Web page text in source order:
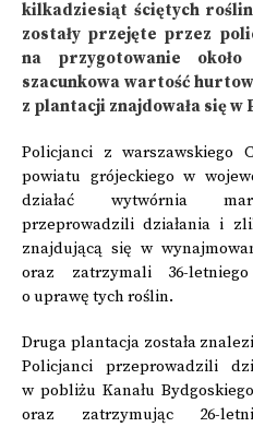
kilkadziesiąt ściętych
zostały przejęte przez
na przygotowanie
szacunkowa wartość
z plantacji znajdowała się w
Policjanci z warszawskiego
powiatu grójeckiego w
działać wytwórnia
przeprowadzili działania i
znajdującą się w
oraz zatrzymali 36-
o uprawę tych roślin.
Druga plantacja została
Policjanci przeprowadzili
w pobliżu Kanału
oraz zatrzymując 26-